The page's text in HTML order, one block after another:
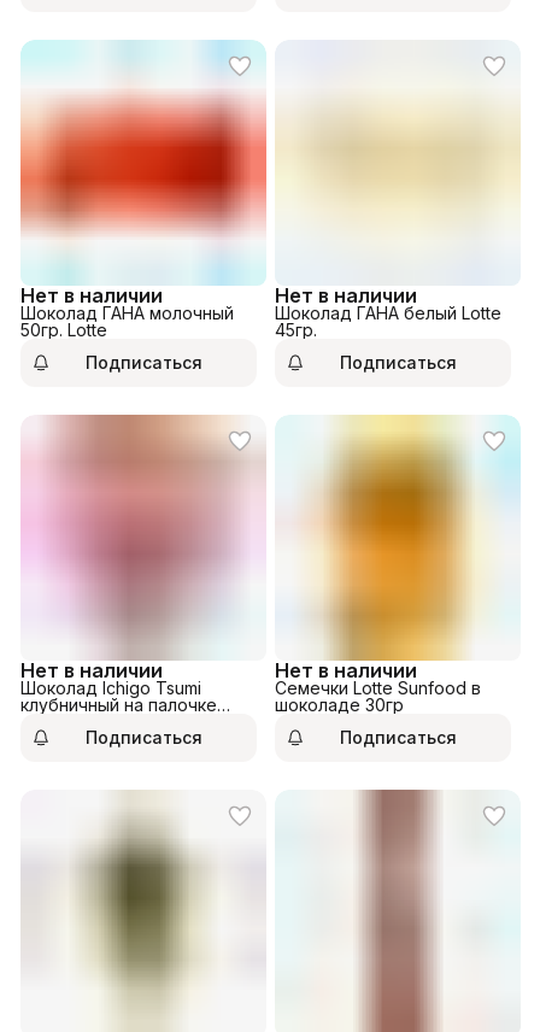
Нет в наличии
Шоколад ГАНА молочный
50гр. Lotte
Подписаться
Нет в наличии
Шоколад ГАНА белый Lotte
45гр.
Подписаться
Нет в наличии
Шоколад Ichigo Tsumi
клубничный на палочке
Подписаться
Нет в наличии
Семечки Lotte Sunfood в
шоколаде 30гр
Подписаться